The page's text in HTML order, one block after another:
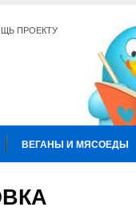
ПРОЕКТУ
ВЕГАНЫ И МЯСОЕДЫ